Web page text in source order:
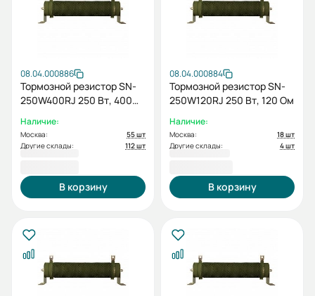
08.04.000886
Тормозной резистор SN-
250W400RJ 250 Вт, 400
Наличие:
Москва:
55 шт
Другие склады:
112 шт
В корзину
08.04.000884
Тормозной резистор SN-
250W120RJ 250 Вт, 120 Ом
Наличие:
Москва:
18 шт
Другие склады:
4 шт
В корзину